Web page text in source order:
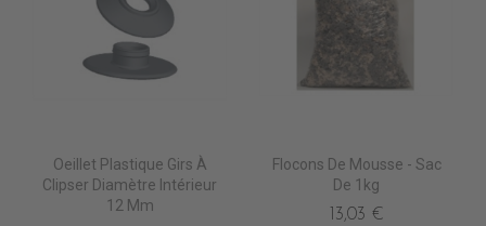
Oeillet Plastique Girs À
Clipser Diamètre Intérieur
12 Mm
Flocons De Mousse - Sac
De 1kg
13,03 €